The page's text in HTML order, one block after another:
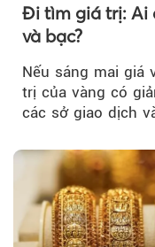
Đi tìm giá trị: Ai
và bạc?
Nếu sáng mai giá
trị của vàng có
các sở giao dịch